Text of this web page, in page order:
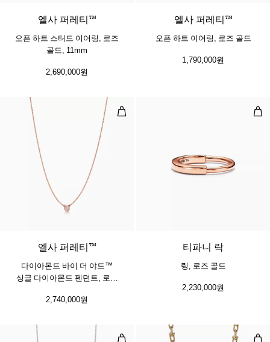
엘사 퍼레티™
오픈 하트 스터드 이어링, 로즈
골드, 11mm
2,690,000원
엘사 퍼레티™
오픈 하트 이어링, 로즈 골드
1,790,000원
다이아몬드 바이 더 야드™ 싱글 다
엘사 퍼레티™
다이아몬드 바이 더 야드™
싱글 다이아몬드 펜던트, 로즈
2,740,000원
링,
티파니 락
링, 로즈 골드
2,230,000원
스마일 스몰 펜던트, 화이트 골드,미